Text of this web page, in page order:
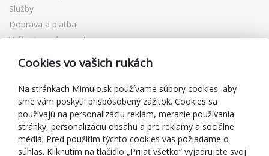
Služby
Doprava a platba
Vrátenie a výmena tovaru
Reklamácia
Zľavové kupóny
Blog
O predajcovi
Mimulo.sk
Cookies vo vašich rukách
Na stránkach Mimulo.sk používame súbory cookies, aby
sme vám poskytli prispôsobený zážitok. Cookies sa
používajú na personalizáciu reklám, meranie používania
stránky, personalizáciu obsahu a pre reklamy a sociálne
médiá. Pred použitím týchto cookies vás požiadame o
súhlas. Kliknutím na tlačidlo „Prijať všetko“ vyjadrujete svoj